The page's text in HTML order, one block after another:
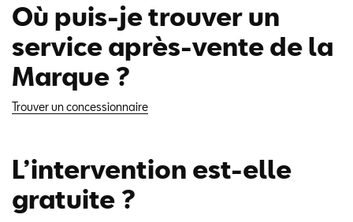
Où puis-je trouver un
service après-vente de la
Marque ?
Trouver un concessionnaire
L’intervention est-elle
gratuite ?